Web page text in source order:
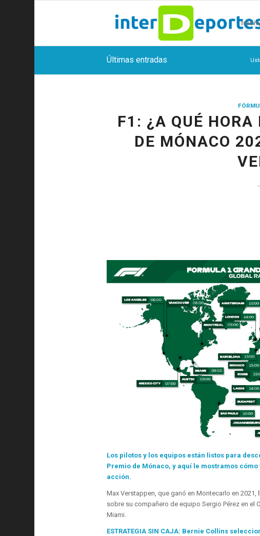
Inicio
Últimas entradas
F1: ¿A QUÉ HORA
DE MÓNACO
Los pilotos y los equipos están listos para
Premio de Mónaco, y aquí le mostramos
acción.
Max Verstappen, que ganó en Montecarlo en
sobre su compañero de equipo Sergio Pérez en el
Miami.
ESTRATEGIA SIN CAJA: Bernie Collins